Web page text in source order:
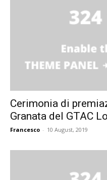
Cerimonia di
Granata del GTAC
Francesco - 10 August, 2019